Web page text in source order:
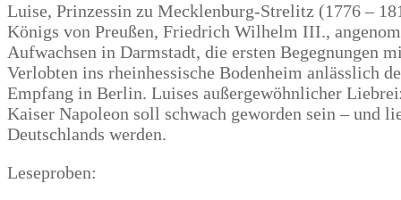
Luise, Prinzessin zu Mecklenburg-Strelitz (1776 –
Königs von Preußen, Friedrich Wilhelm III.,
Aufwachsen in Darmstadt, die ersten
Verlobten ins rheinhessische Bodenheim anlässlich
Empfang in Berlin. Luises außergewöhnlicher
Kaiser Napoleon soll schwach geworden sein – und
Deutschlands werden.
Leseproben: